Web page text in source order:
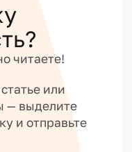
читаете!
или
— выделите
и отправьте